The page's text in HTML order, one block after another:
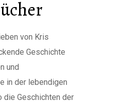
von Kris
Geschichte
und
in der lebendigen
die Geschichten der